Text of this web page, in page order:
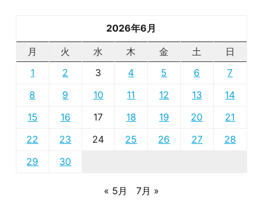
2026年6月
月
火 水 木 金 土
日
1
2 3 4 5 6
7
8
9 10 11 12 13
14
15
16 17 18 19 20
21
22
23 24 25 26 27
28
29
30
« 5月 7月 »